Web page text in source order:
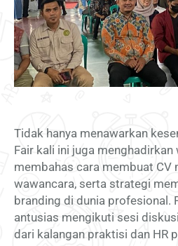
Tidak hanya menawarkan
Fair kali ini juga
membahas cara membuat CV
wawancara, serta strategi
branding di dunia profesional.
antusias mengikuti sesi
dari kalangan praktisi dan HR